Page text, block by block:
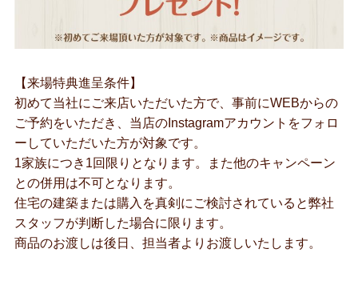
【来場特典進呈条件】
初めて当社にご来店いただいた方で、事前にWEBからの
ご予約をいただき、当店のInstagramアカウントをフォロ
ーしていただいた方が対象です。
1家族につき1回限りとなります。また他のキャンペーン
との併用は不可となります。
住宅の建築または購入を真剣にご検討されていると弊社
スタッフが判断した場合に限ります。
商品のお渡しは後日、担当者よりお渡しいたします。